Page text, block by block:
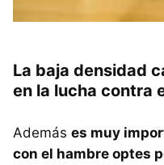
La baja densidad
en la lucha contra
Además es muy
con el hambre optes